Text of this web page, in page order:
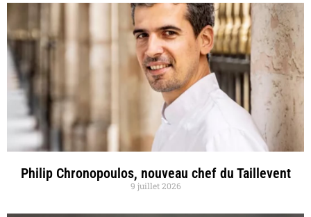
Philip Chronopoulos, nouveau chef du Taillevent
9 juillet 2026